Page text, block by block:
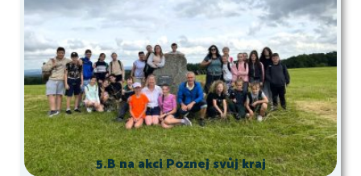
5.B na akci Poznej svůj kraj